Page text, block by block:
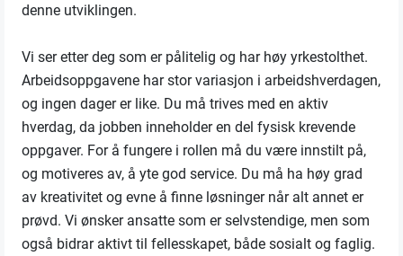
denne utviklingen.
Vi ser etter deg som er pålitelig og har høy yrkestolthet.
Arbeidsoppgavene har stor variasjon i arbeidshverdagen,
og ingen dager er like. Du må trives med en aktiv
hverdag, da jobben inneholder en del fysisk krevende
oppgaver. For å fungere i rollen må du være innstilt på,
og motiveres av, å yte god service. Du må ha høy grad
av kreativitet og evne å finne løsninger når alt annet er
prøvd. Vi ønsker ansatte som er selvstendige, men som
også bidrar aktivt til fellesskapet, både sosialt og faglig.